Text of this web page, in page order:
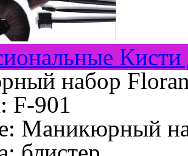
набор
F-901
Маникюрный